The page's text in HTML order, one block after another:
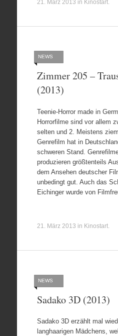
21. März 2013 in Kinostart.
NEWS
Zimmer 205 –
(2013)
Teenie-Horror made in
Horrorfilme sind vor allem
selten und 2. Meistens
Genrefilm hat in
schweren Stand.
produzieren größtenteils
dem Ansehen deutscher
unbedingt gut. Auch das
Eichinger wurde von
21. März 2013 in Kinostart.
NEWS
Sadako 3D (2013)
Sadako 3D erzählt mal
langhaarigen Mädchens,